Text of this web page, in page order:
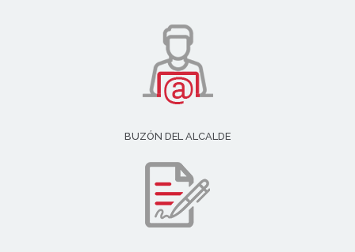
BUZÓN DEL ALCALDE